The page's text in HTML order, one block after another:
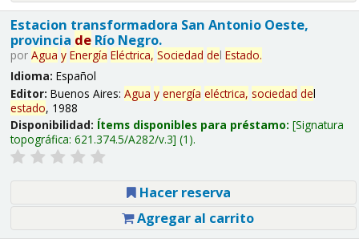
Estacion transformadora San Antonio Oeste,
provincia deRío Negro.
por Agua y Energía Eléctrica, Sociedad del Estado.
Idioma: Español
Editor: Buenos Aires: Agua y energía eléctrica, sociedad del
estado, 1988
Disponibilidad: Ítems disponibles para préstamo: Signatura
topográfica: 621.374.5/A282/v.3 (1).
Hacer reserva
Agregar al carrito